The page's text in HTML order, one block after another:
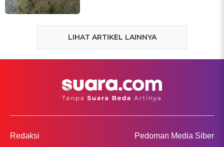
LIHAT ARTIKEL LAINNYA
Redaksi Pedoman Media Siber